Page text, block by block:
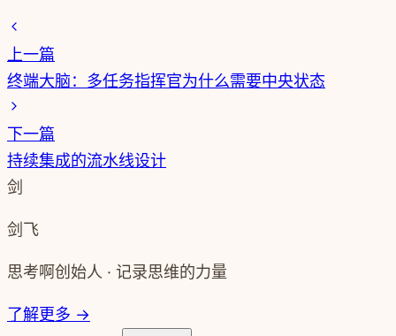
上一篇
终端大脑：多任务指挥官为什么需要中央状态
下一篇
持续集成的流水线设计
剑
剑飞
思考啊创始人 · 记录思维的力量
了解更多 →